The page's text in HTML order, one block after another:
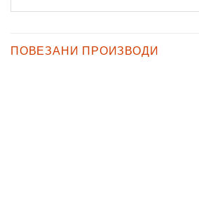
ПОВЕЗАНИ ПРОИЗВОДИ